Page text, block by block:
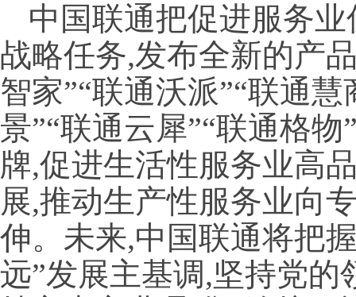
中国联通把促进服务
战略任务,发布全新的产
智家”“联通沃派”“联通
景”“联通云犀”“联通格
牌,促进生活性服务业高
展,推动生产性服务业向
伸。未来,中国联通将把
远”发展主基调,坚持党